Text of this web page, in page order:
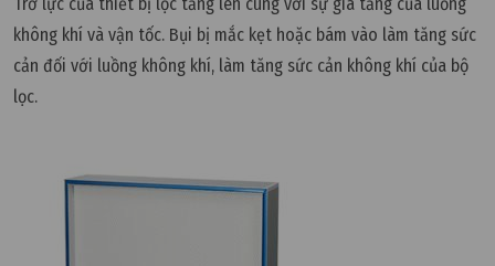
không khí và vận tốc. Bụi bị mắc kẹt hoặc bám vào làm tăng sức
cản đối với luồng không khí, làm tăng sức cản không khí của bộ
lọc.